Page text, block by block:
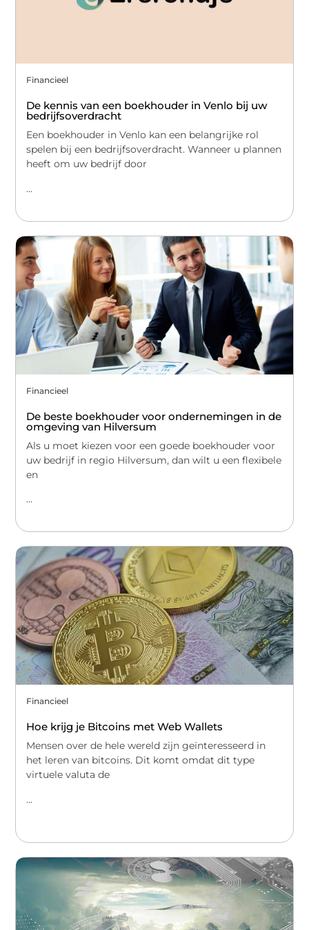
Financieel
De kennis van een boekhouder in Venlo bij uw
bedrijfsoverdracht
Een boekhouder in Venlo kan een belangrijke rol
spelen bij een bedrijfsoverdracht. Wanneer u plannen
heeft om uw bedrijf door
...
Financieel
De beste boekhouder voor ondernemingen in de
omgeving van Hilversum
Als u moet kiezen voor een goede boekhouder voor
uw bedrijf in regio Hilversum, dan wilt u een flexibele
en
...
Financieel
Hoe krijg je Bitcoins met Web Wallets
Mensen over de hele wereld zijn geïnteresseerd in
het leren van bitcoins. Dit komt omdat dit type
virtuele valuta de
...